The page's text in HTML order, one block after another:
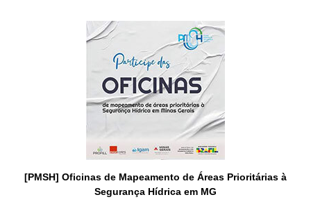
[PMSH] Oficinas de Mapeamento de Áreas Prioritárias à
Segurança Hídrica em MG